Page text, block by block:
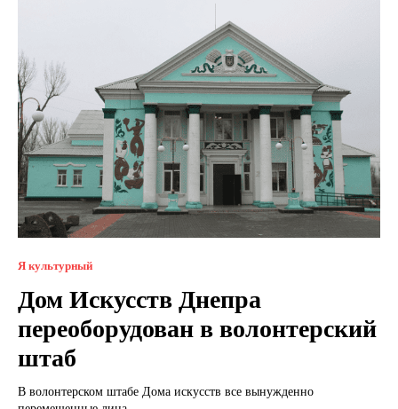
Я культурный
Дом Искусств Днепра
переоборудован в волонтерский
штаб
В волонтерском штабе Дома искусств все вынужденно